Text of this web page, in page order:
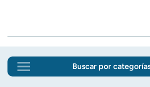
Buscar por